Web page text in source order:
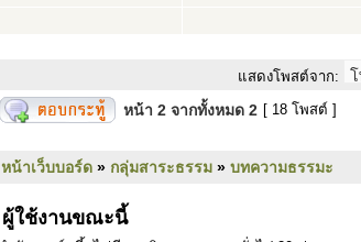
แสดงโพสต์จาก:
หน้า 2 จากทั้งหมด 2 [ 18 โพสต์ ]
หน้าเว็บบอร์ด » กลุ่มสาระธรรม » บทความธรรมะ
ผู้ใช้งานขณะนี้